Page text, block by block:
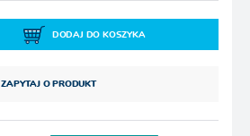
DODAJ DO KOSZYKA
ZAPYTAJ O PRODUKT